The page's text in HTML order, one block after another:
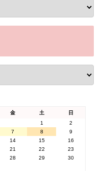
金 土
日
1
2
7 8
9
14 15
16
21 22
23
28 29
30